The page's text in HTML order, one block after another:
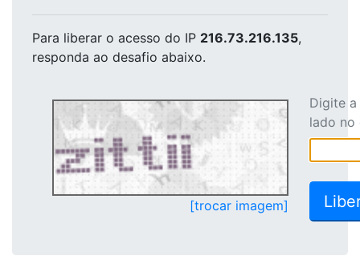
Para liberar o acesso do IP 216.73.216.135,
responda ao desafio abaixo.
[trocar imagem]
Digite
lado no